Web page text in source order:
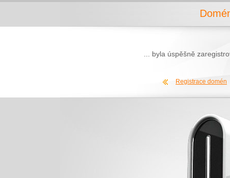
... byla úspěšně
Registrace domén